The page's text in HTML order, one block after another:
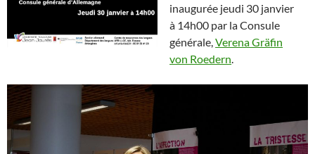
inaugurée jeudi 30 janvier
à 14h00 par la Consule
générale,Verena Gräfin
von Roedern